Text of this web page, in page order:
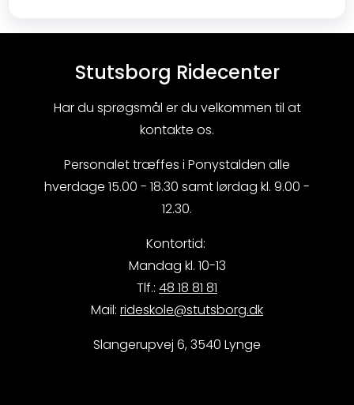
Stutsborg Ridecenter
Har du sprøgsmål er du velkommen til at
kontakte os.
Personalet træffes i Ponystalden alle
hverdage 15.00 - 18.30 samt lørdag kl. 9.00 -
12.30.
Kontortid:
Mandag kl. 10-13
Tlf.: 48 18 81 81
Mail: rideskole@stutsborg.dk
Slangerupvej 6, 3540 Lynge